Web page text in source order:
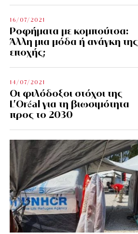
16/07/2021
Ροφήματα με κομπούτσα:
Άλλη μια μόδα ή ανάγκη της
εποχής;
14/07/2021
Οι φιλόδοξοι στόχοι της
L’Oréal για τη βιωσιμότητα
προς το 2030